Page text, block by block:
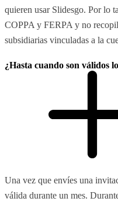
quieren usar Slidesgo. Por lo
COPPA y FERPA y no
subsidiarias vinculadas a la
¿Hasta cuando son válidos
Una vez que envíes una
válida durante un mes.